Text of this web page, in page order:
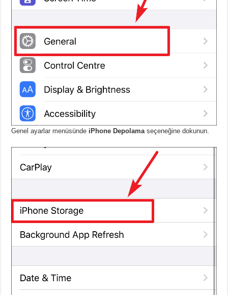
Genel ayarlar menüsünde iPhone Depolama seçeneğine dokunun.